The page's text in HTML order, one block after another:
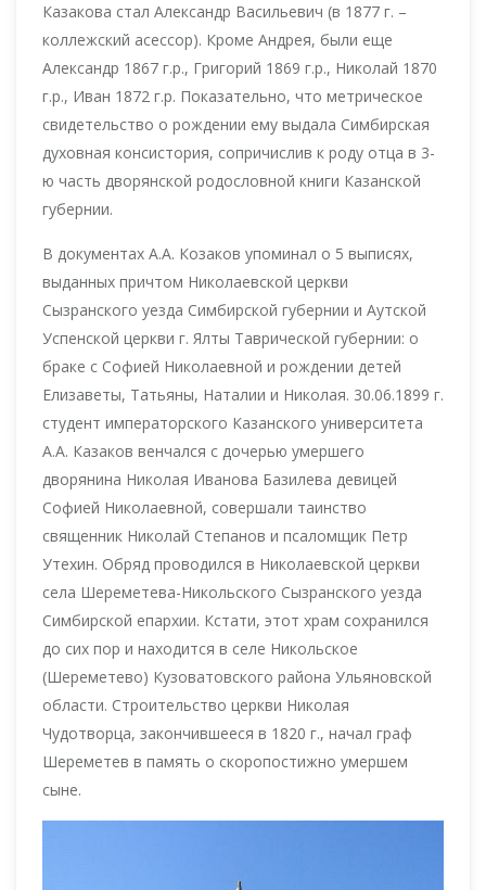
Казакова стал Александр Васильевич (в 1877 г. –
коллежский асессор). Кроме Андрея, были еще
Александр 1867 г.р., Григорий 1869 г.р., Николай 1870
г.р., Иван 1872 г.р. Показательно, что метрическое
свидетельство о рождении ему выдала Симбирская
духовная консистория, сопричислив к роду отца в 3-
ю часть дворянской родословной книги Казанской
губернии.
В документах А.А. Козаков упоминал о 5 выписях,
выданных причтом Николаевской церкви
Сызранского уезда Симбирской губернии и Аутской
Успенской церкви г. Ялты Таврической губернии: о
браке с Софией Николаевной и рождении детей
Елизаветы, Татьяны, Наталии и Николая. 30.06.1899 г.
студент императорского Казанского университета
А.А. Казаков венчался с дочерью умершего
дворянина Николая Иванова Базилева девицей
Софией Николаевной, совершали таинство
священник Николай Степанов и псаломщик Петр
Утехин. Обряд проводился в Николаевской церкви
села Шереметева-Никольского Сызранского уезда
Симбирской епархии. Кстати, этот храм сохранился
до сих пор и находится в селе Никольское
(Шереметево) Кузоватовского района Ульяновской
области. Строительство церкви Николая
Чудотворца, закончившееся в 1820 г., начал граф
Шереметев в память о скоропостижно умершем
сыне.